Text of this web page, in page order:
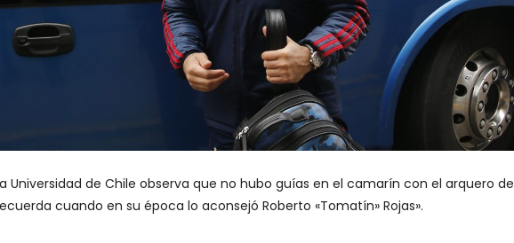
Universidad de Chile observa que no hubo guías en el camarín con el arquero de
cuando en su época lo aconsejó Roberto «Tomatín» Rojas».